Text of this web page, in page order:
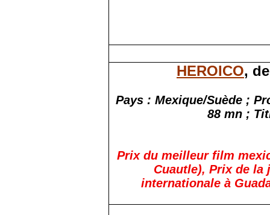
HEROICO,
Pays : Mexique/Suède ;
88 mn ;
Prix du meilleur film
Cuautle), Prix de la
internationale à